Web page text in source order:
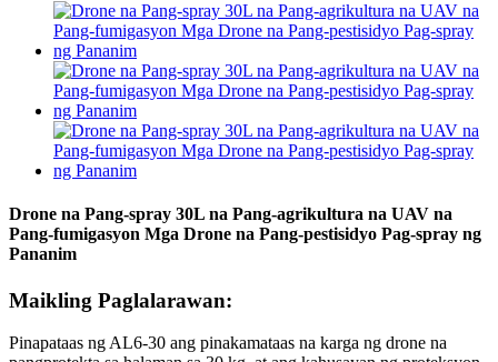
Drone na Pang-spray 30L na Pang-agrikultura na UAV na
Pang-fumigasyon Mga Drone na Pang-pestisidyo Pag-spray ng
Pananim
Maikling Paglalarawan:
Pinapataas ng AL6-30 ang pinakamataas na karga ng drone na